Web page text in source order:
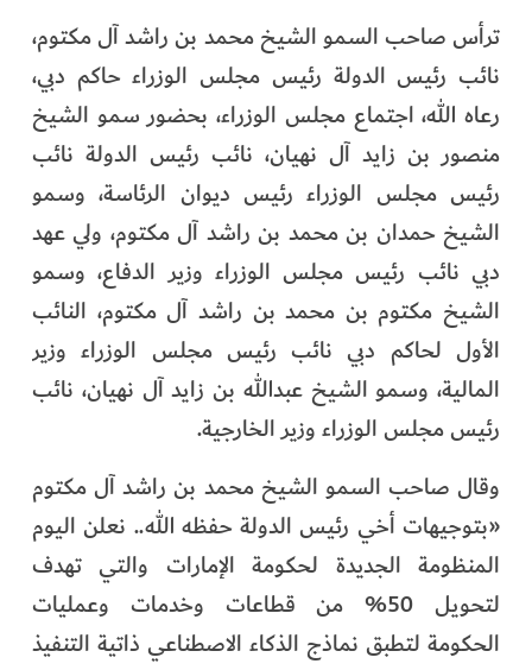
الفرجان
تكنولوجيا
من العالم
الأكثر قراءة
ترأس صاحب السمو الشيخ محمد بن راشد آل مكتوم،
نائب رئيس الدولة رئيس مجلس الوزراء حاكم دبي،
رعاه الله، اجتماع مجلس الوزراء، بحضور سمو الشيخ
منصور بن زايد آل نهيان، نائب رئيس الدولة نائب
رئيس مجلس الوزراء رئيس ديوان الرئاسة، وسمو
الشيخ حمدان بن محمد بن راشد آل مكتوم، ولي عهد
دبي نائب رئيس مجلس الوزراء وزير الدفاع، وسمو
الشيخ مكتوم بن محمد بن راشد آل مكتوم، النائب
الأول لحاكم دبي نائب رئيس مجلس الوزراء وزير
المالية، وسمو الشيخ عبدالله بن زايد آل نهيان، نائب
رئيس مجلس الوزراء وزير الخارجية.
وقال صاحب السمو الشيخ محمد بن راشد آل مكتوم
«بتوجيهات أخي رئيس الدولة حفظه الله.. نعلن اليوم
المنظومة الجديدة لحكومة الإمارات والتي تهدف
لتحويل 50% من قطاعات وخدمات وعمليات
الحكومة لتطبق نماذج الذكاء الاصطناعي ذاتية التنفيذ